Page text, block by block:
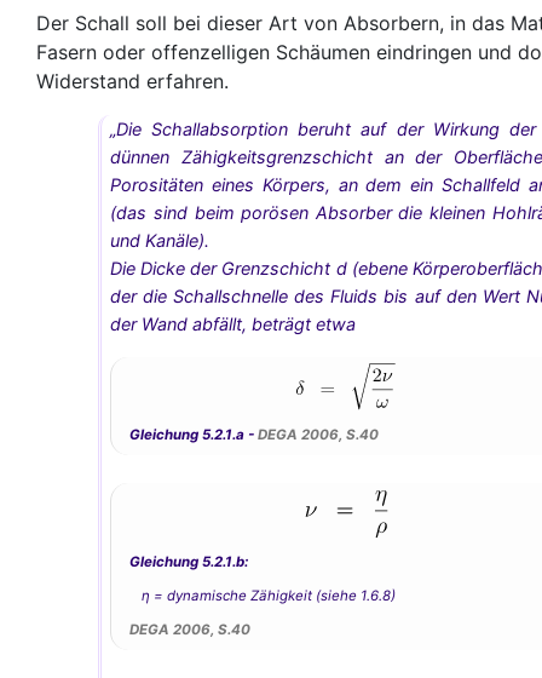
Der Schall soll bei dieser Art von Absorbern, in das
Fasern oder offenzelligen Schäumen eindringen und
Widerstand erfahren.
„Die Schallabsorption beruht auf der Wirkung
dünnen Zähigkeitsgrenzschicht an der
Porositäten eines Körpers, an dem ein Schallfeld
(das sind beim porösen Absorber die kleinen
und Kanäle).
Die Dicke der Grenzschicht d (ebene
der die Schallschnelle des Fluids bis auf den Wert
der Wand abfällt, beträgt etwa
Gleichung 5.2.1.a -DEGA 2006, S.40
Gleichung 5.2.1.b:
η = dynamische Zähigkeit (siehe 1.6.8)
DEGA 2006, S.40